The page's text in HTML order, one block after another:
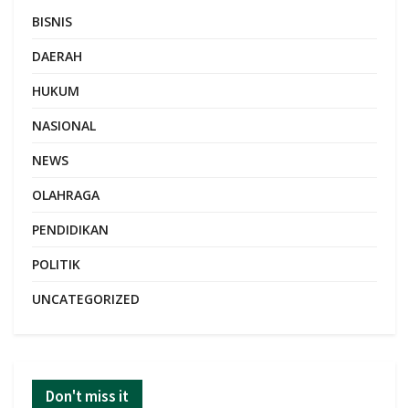
BISNIS
DAERAH
HUKUM
NASIONAL
NEWS
OLAHRAGA
PENDIDIKAN
POLITIK
UNCATEGORIZED
Don't miss it